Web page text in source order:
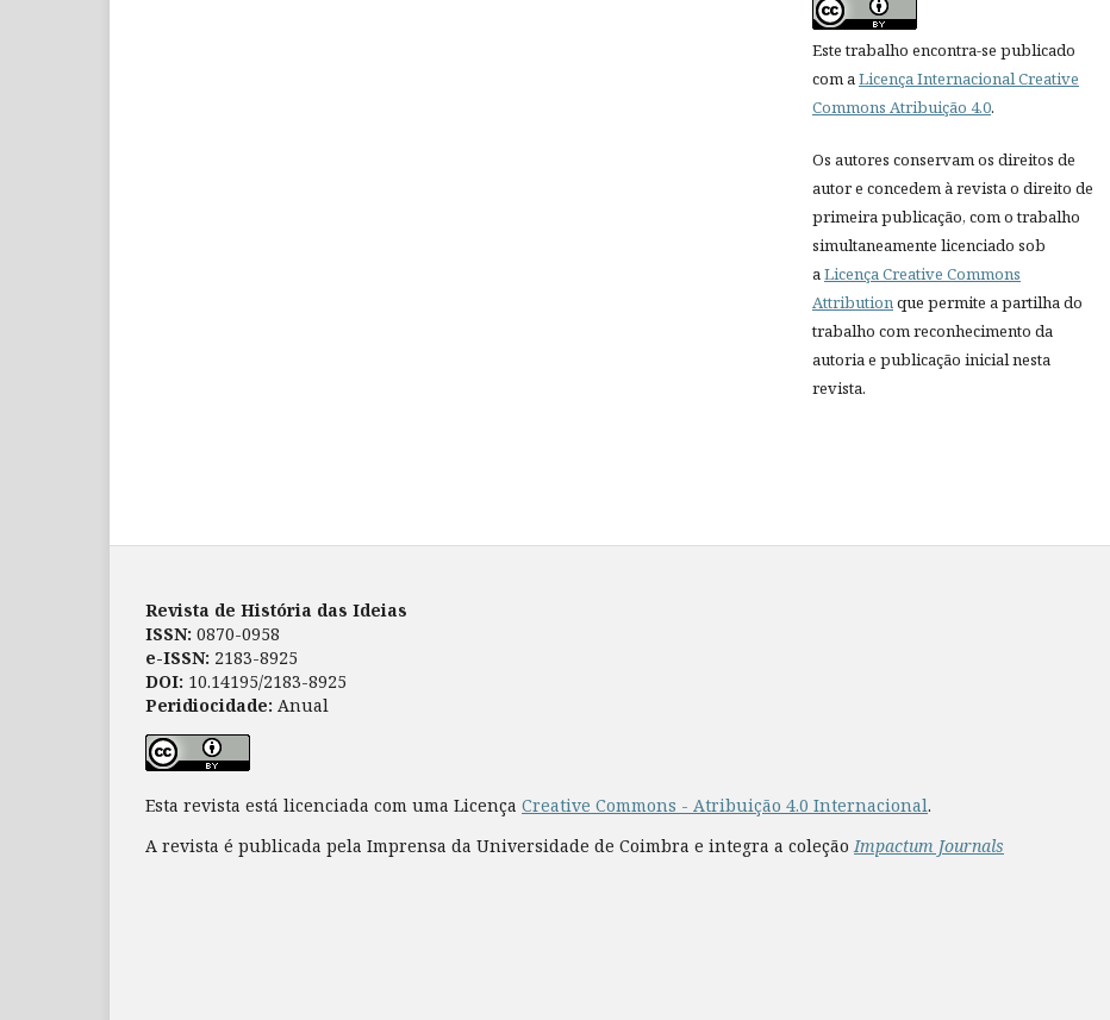
Este trabalho encontra-se publicado
com aLicença Internacional Creative
Commons Atribuição 4.0.
Os autores conservam os direitos de
autor e concedem à revista o direito de
primeira publicação, com o trabalho
simultaneamente licenciado sob
aLicença Creative Commons
Attributionque permite a partilha do
trabalho com reconhecimento da
autoria e publicação inicial nesta
revista.
Revista de História das Ideias
ISSN: 0870-0958
e-ISSN: 2183-8925
DOI: 10.14195/2183-8925
Peridiocidade: Anual
Esta revista está licenciada com uma Licença Creative Commons - Atribuição 4.0 Internacional.
A revista é publicada pela Imprensa da Universidade de Coimbra e integra a coleção Impactum Journals